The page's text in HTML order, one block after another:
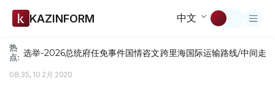
KAZINFORM 中文
热
点: 选举-2026总统府任免事件国情咨文跨里海国际运输路线/中间走廊
08:35, 10 2月 2020